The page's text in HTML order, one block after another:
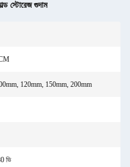
স্টোরেজ গুদাম
120mm, 150mm, 200mm
ভি